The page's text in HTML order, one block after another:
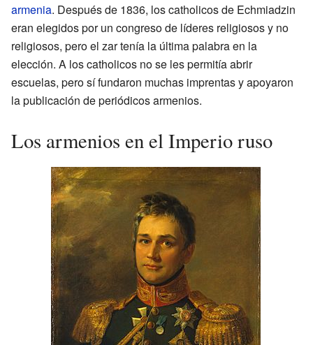
armenia. Después de 1836, los catholicos de Echmiadzin
eran elegidos por un congreso de líderes religiosos y no
religiosos, pero el zar tenía la última palabra en la
elección. A los catholicos no se les permitía abrir
escuelas, pero sí fundaron muchas imprentas y apoyaron
la publicación de periódicos armenios.
Los armenios en el Imperio ruso